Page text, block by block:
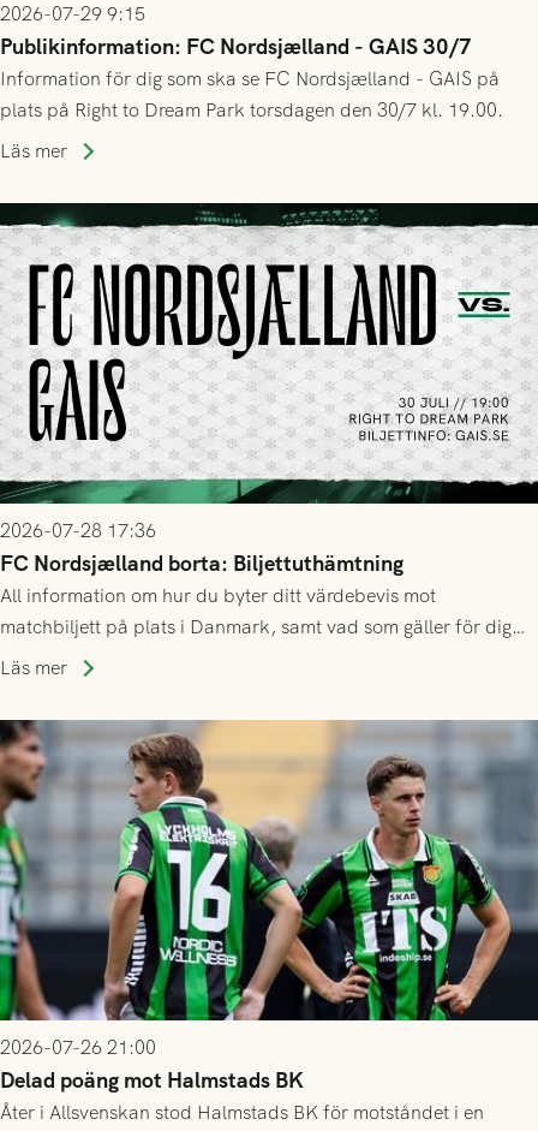
2026-07-29 9:15
Publikinformation: FC Nordsjælland - GAIS 30/7
Information för dig som ska se FC Nordsjælland - GAIS på
plats på Right to Dream Park torsdagen den 30/7 kl. 19.00.
Läs mer
2026-07-28 17:36
FC Nordsjælland borta: Biljettuthämtning
All information om hur du byter ditt värdebevis mot
matchbiljett på plats i Danmark, samt vad som gäller för dig
som står på reservlista eller fått förhinder.
Läs mer
2026-07-26 21:00
Delad poäng mot Halmstads BK
Åter i Allsvenskan stod Halmstads BK för motståndet i en